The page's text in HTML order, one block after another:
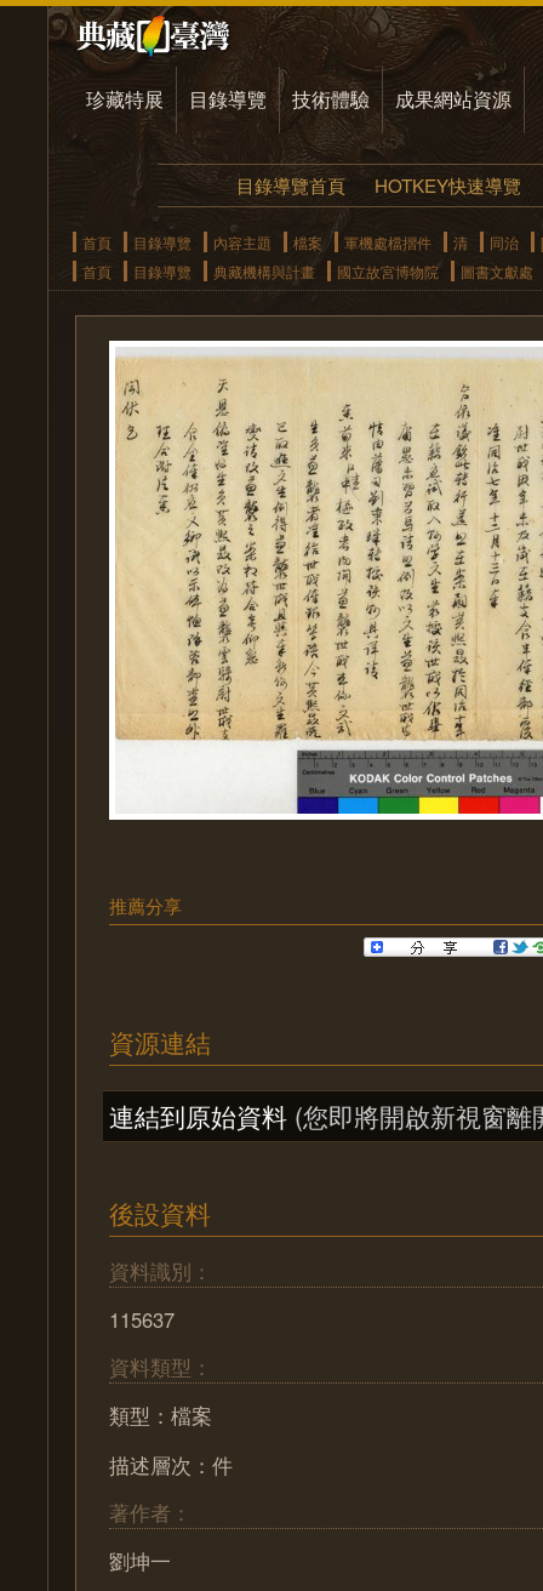
珍藏特展 目錄導覽 技術體驗 成果網站資源
目錄導覽首頁 HOTKEY快速導覽
首頁 目錄導覽 內容主題 檔案 軍機處檔摺件 清 同治
首頁
目錄導覽 典藏機構與計畫 國立故宮博物院 圖書文獻處
推薦分享
資源連結
連結到原始資料 (您即將開啟新視窗離
後設資料
資料識別：
115637
資料類型：
類型：檔案
描述層次：件
著作者：
劉坤一